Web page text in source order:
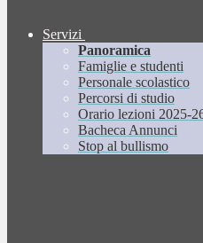
Servizi
Panoramica
Famiglie e studenti
Personale scolastico
Percorsi di studio
Orario lezioni 2025-
Bacheca Annunci
Stop al bullismo